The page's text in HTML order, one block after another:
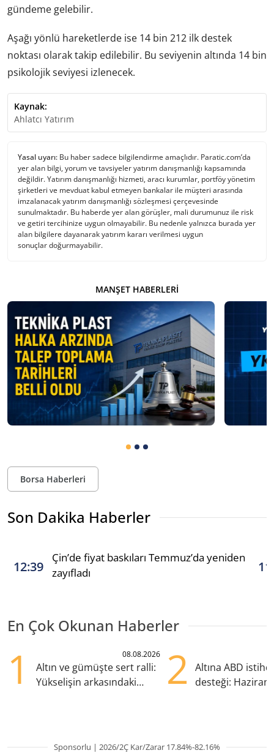
gündeme gelebilir.
Aşağı yönlü hareketlerde ise 14 bin 212 ilk destek
noktası olarak takip edilebilir. Bu seviyenin altında 14 bin
psikolojik seviyesi izlenecek.
Kaynak:
Ahlatcı Yatırım
Yasal uyarı: Bu haber sadece bilgilendirme amaçlıdır. Paratic.com’da
yer alan bilgi, yorum ve tavsiyeler yatırım danışmanlığı kapsamında
değildir. Yatırım danışmanlığı hizmeti, aracı kurumlar, portföy yönetim
şirketleri ve mevduat kabul etmeyen bankalar ile müşteri arasında
imzalanacak yatırım danışmanlığı sözleşmesi çerçevesinde
sunulmaktadır. Bu haberde yer alan görüşler, mali durumunuz ile risk
ve getiri tercihinize uygun olmayabilir. Bu nedenle yalnızca burada yer
alan bilgilere dayanarak yatırım kararı verilmesi uygun
sonuçlar doğurmayabilir.
MANŞET HABERLERI
Borsa Haberleri
Son Dakika Haberler
12:39
Çin’de fiyat baskıları Temmuz’da yeniden
zayıfladı
En Çok Okunan Haberler
1 08.08.2026
Altın ve gümüşte sert ralli:
Yükselişin arkasındaki
2
Altına ABD
desteği:
Sponsorlu | 2026/2Ç Kar/Zarar 17.84%-82.16%